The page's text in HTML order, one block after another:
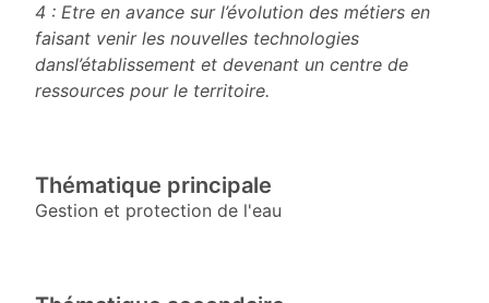
4 : Etre en avance sur l’évolution des métiers en
faisant venir les nouvelles technologies
dansl’établissement et devenant un centre de
ressources pour le territoire.
Thématique principale
Gestion et protection de l'eau